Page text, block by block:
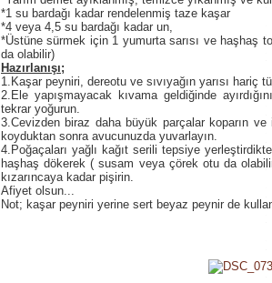
*1 su bardağı kadar rendelenmiş taze kaşar
*4 veya 4,5 su bardağı kadar un,
*Üstüne sürmek için 1 yumurta sarısı ve haşhaş
da olabilir)
Hazırlanışı;
1.Kaşar peyniri, dereotu ve sıvıyağın yarısı hariç
2.Ele yapışmayacak kıvama geldiğinde
tekrar yoğurun.
3.Cevizden biraz daha büyük parçalar koparın
koyduktan sonra avucunuzda yuvarlayın.
4.Poğaçaları yağlı kağıt serili tepsiye
haşhaş dökerek ( susam veya çörek otu da
kızarıncaya kadar pişirin.
Afiyet olsun...
Not; kaşar peyniri yerine sert beyaz peynir de